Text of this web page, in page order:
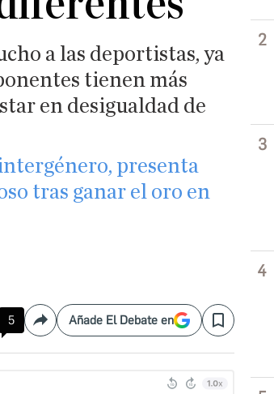
a las deportistas, ya
tienen más
en desigualdad de
presenta
tras ganar el oro en
5 CompartirAñade El Debate en Save